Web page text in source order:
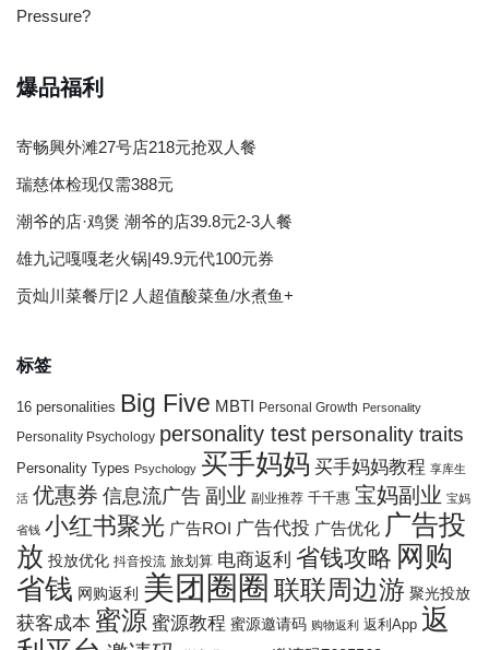
Pressure?
爆品福利
寄畅興外滩27号店218元抢双人餐
瑞慈体检现仅需388元
潮爷的店·鸡煲 潮爷的店39.8元2-3人餐
雄九记嘎嘎老火锅|49.9元代100元券
贡灿川菜餐厅|2 人超值酸菜鱼/水煮鱼+
标签
16 personalities Big Five MBTI Personal Growth Personality
Personality Psychology personality test personality traits
Personality Types Psychology 买手妈妈 买手妈妈教程 享库生
活 优惠券 信息流广告副业 副业推荐 千千惠 宝妈副业 宝妈
省钱 小红书聚光 广告ROI 广告代投 广告优化 广告投
放 投放优化 抖音投流 旅划算 电商返利 省钱攻略 网购
省钱 网购返利 美团圈圈 联联周边游 聚光投放
获客成本 蜜源 蜜源教程 蜜源邀请码 购物返利 返利App 返